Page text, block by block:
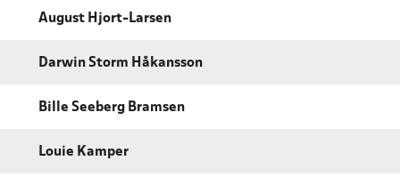
August Hjort-Larsen
Darwin Storm Håkansson
Bille Seeberg Bramsen
Louie Kamper